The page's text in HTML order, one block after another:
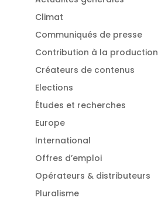
Climat
Communiqués de presse
Contribution à la production
Créateurs de contenus
Elections
Études et recherches
Europe
International
Offres d’emploi
Opérateurs & distributeurs
Pluralisme